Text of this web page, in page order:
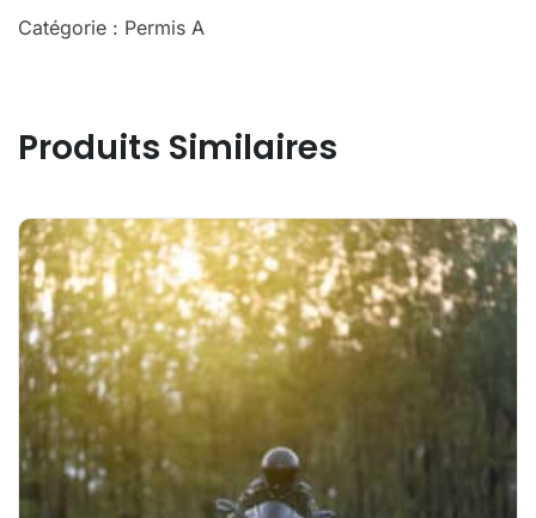
Catégorie : Permis A
Produits Similaires